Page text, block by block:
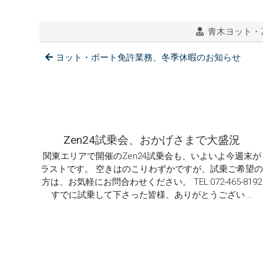
青木ヨット・
ヨット・ボート免許業務、冬季休暇のお知らせ
Zen24試乗会、おかげさまで大盛況
関東エリアで開催のZen24試乗会も、いよいよ今週末が
ラストです。 空きはのこりわずかですが、試乗ご希望の
方は、お気軽にお問合わせください。 TEL:072-465-8192
すでに試乗して下さった皆様、ありがとうござい …